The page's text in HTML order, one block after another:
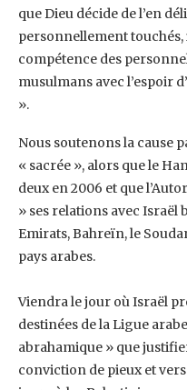
que ‎Dieu décide de l’en
personnellement touchés,
compétence des
musulmans avec l’espoir
».‎
Nous soutenons la cause
« sacrée », alors que le
deux en 2006 et que
» ses ‎relations avec Israël
Emirats, Bahreïn, le
pays arabes.
Viendra le jour où Israël
destinées de la Ligue
abrahamique » que
conviction de ‎pieux et